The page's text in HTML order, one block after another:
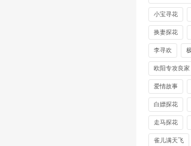
小宝寻花
换妻探花
李寻欢
欧阳专攻良家
爱情故事
白嫖探花
走马探花
雀儿满天飞